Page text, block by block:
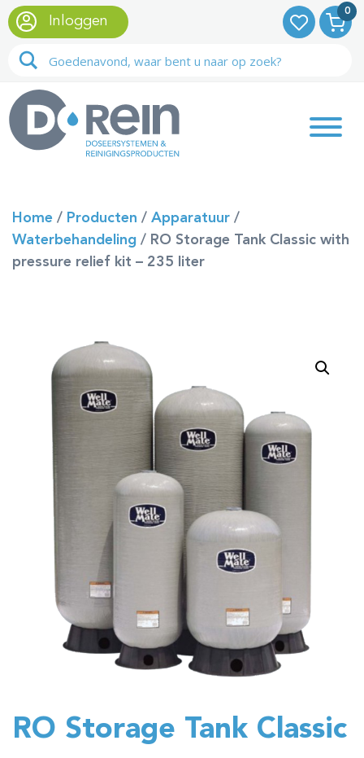
0
Inloggen
Home / Producten / Apparatuur /
Waterbehandeling / RO Storage Tank Classic with
pressure relief kit – 235 liter
RO Storage Tank Classic